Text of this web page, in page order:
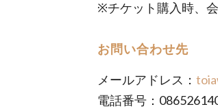
※チケット購入時、
お問い合わせ先
メールアドレス：
電話番号：